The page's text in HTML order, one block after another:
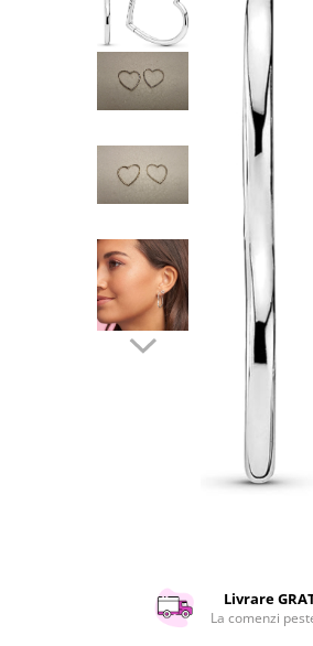
Reparatii si echipamente auto
Trotinete electrice
Casa, Gradina & Bricolaj
Bucatarie & Servire
Curatenie si intretinere
Hobby-uri creative
Iluminat & Electrice
Scule electrice si unelte
Silicon, spume si solutii tehnice
Livrare
La comenzi